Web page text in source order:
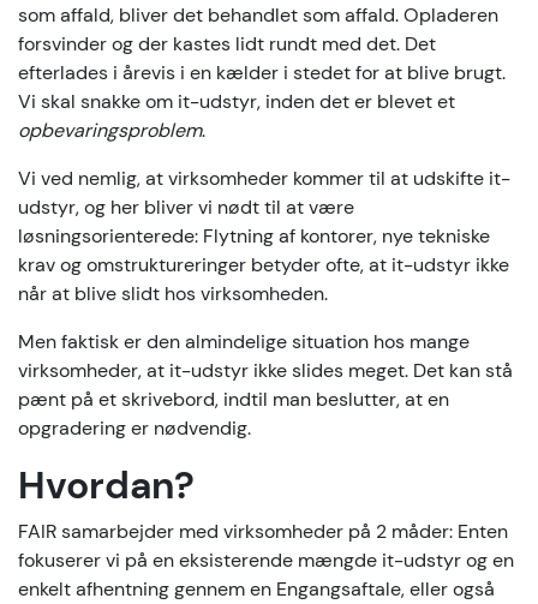
som affald, bliver det behandlet som affald. Opladeren
forsvinder og der kastes lidt rundt med det. Det
efterlades i årevis i en kælder i stedet for at blive brugt.
Vi skal snakke om it-udstyr, inden det er blevet et
opbevaringsproblem.
Vi ved nemlig, at virksomheder kommer til at udskifte it-
udstyr, og her bliver vi nødt til at være
løsningsorienterede: Flytning af kontorer, nye tekniske
krav og omstruktureringer betyder ofte, at it-udstyr ikke
når at blive slidt hos virksomheden.
Men faktisk er den almindelige situation hos mange
virksomheder, at it-udstyr ikke slides meget. Det kan stå
pænt på et skrivebord, indtil man beslutter, at en
opgradering er nødvendig.
Hvordan?
FAIR samarbejder med virksomheder på 2 måder: Enten
fokuserer vi på en eksisterende mængde it-udstyr og en
enkelt afhentning gennem en Engangsaftale, eller også